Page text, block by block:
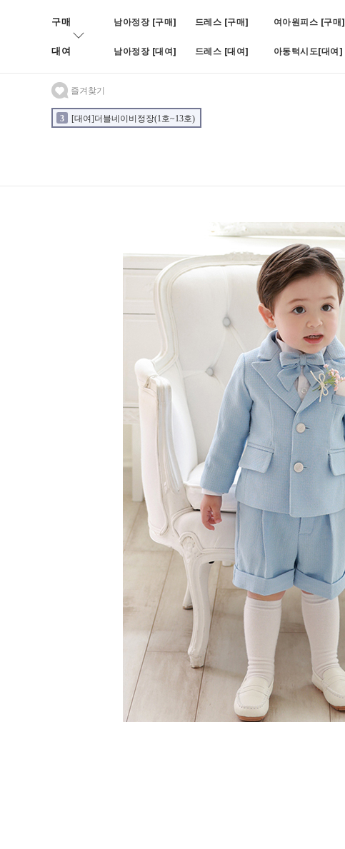
구매 남아정장 [구매] 드레스 [구매] 여아원피스 [구매]
대여 남아정장 [대여] 드레스 [대여] 아동턱시도[대여]
즐겨찾기
3 [대여]더블네이비정장(1호~13호)